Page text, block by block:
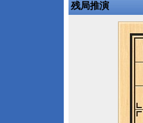
残局推演